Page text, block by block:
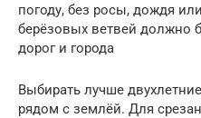
погоду, без росы, дождя
берёзовых ветвей должно
дорог и города
Выбирать лучше
рядом с землёй. Для